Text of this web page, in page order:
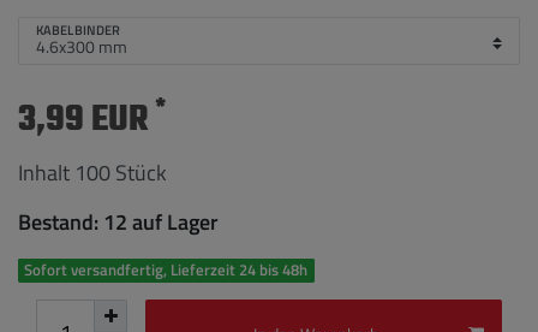
KABELBINDER
3,99 EUR*
Inhalt 100Stück
Bestand: 12 auf Lager
Sofort versandfertig, Lieferzeit 24 bis 48h